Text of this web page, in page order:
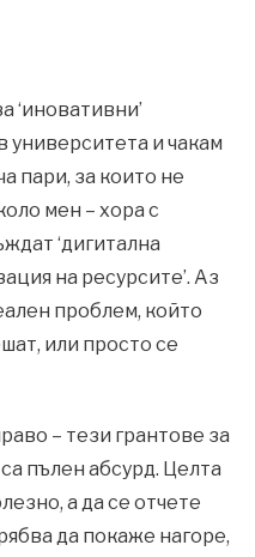
‘иновативни’
университета и чакам
пари, за които не
мен – хора с
‘дигитална
на ресурсите’. Аз
проблем, който
или просто се
– тези грантове за
пълен абсурд. Целта
а да се отчете
да покаже нагоре,